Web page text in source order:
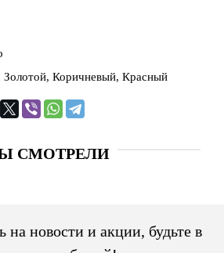
Золотой, Коричневый, Красный
СМОТРЕЛИ
на новости и акции, будьте в